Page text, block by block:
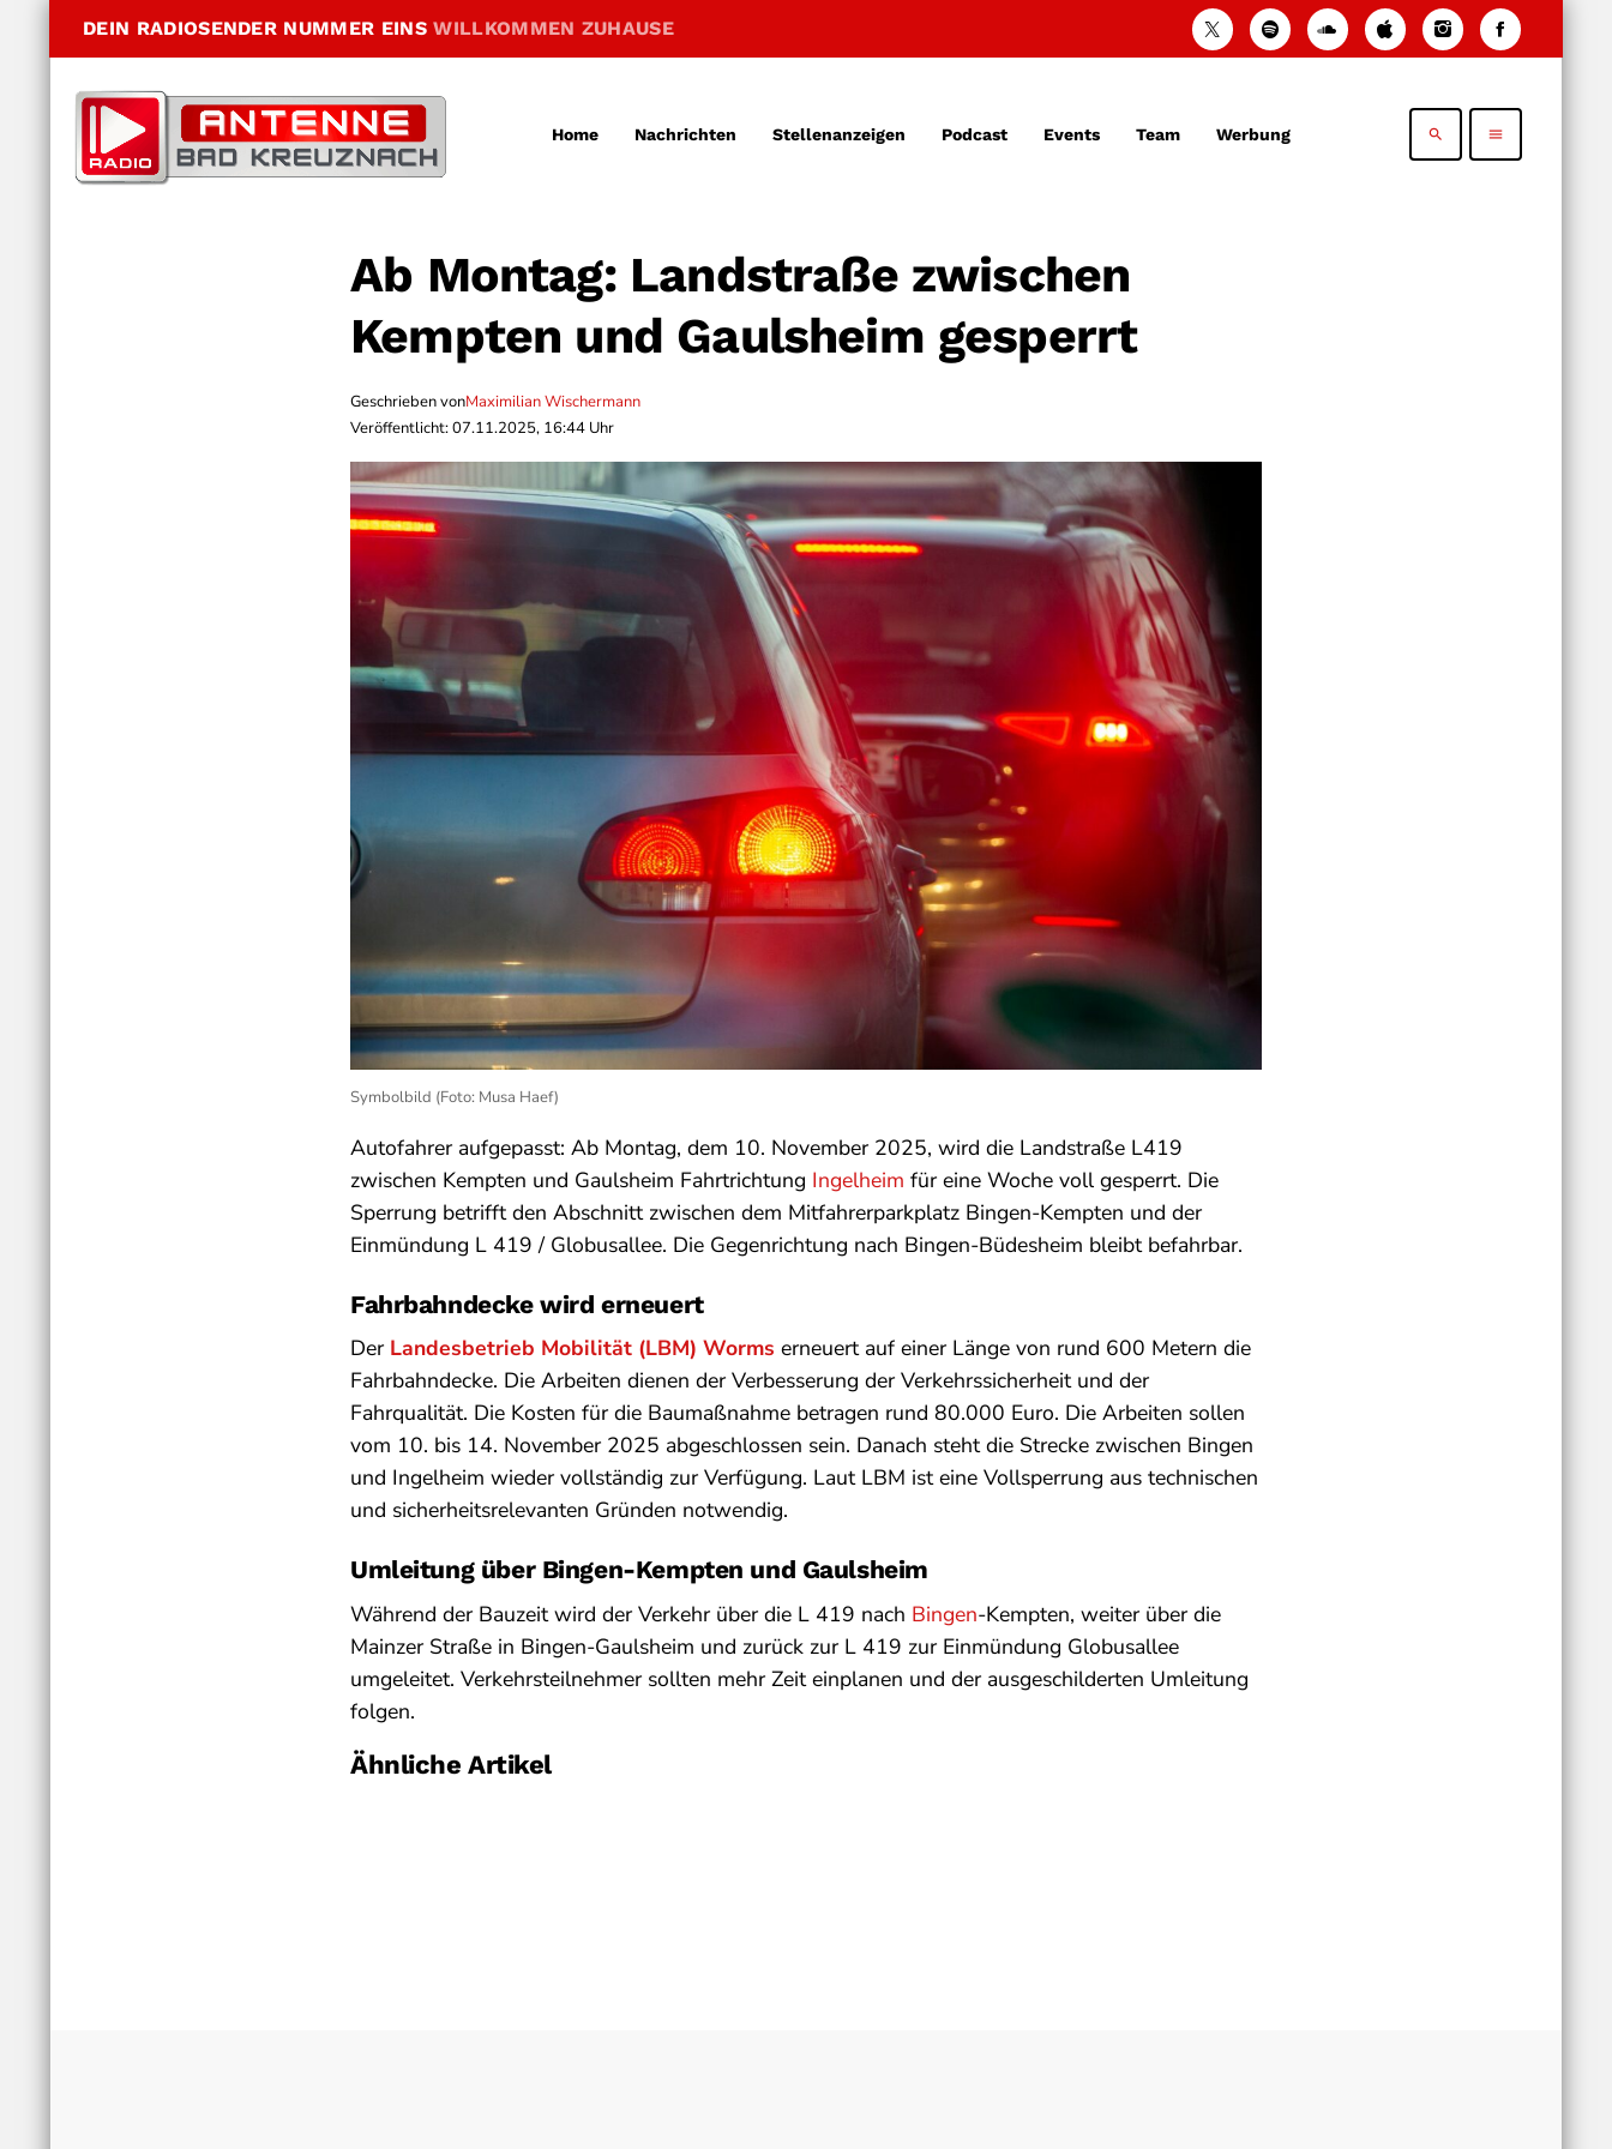
DEIN RADIOSENDER NUMMER EINSWILLKOMMEN ZUHAUSE
Home Nachrichten Stellenanzeigen Podcast Events Team Werbung search menu
Ab Montag: Landstraße zwischen
Kempten und Gaulsheim gesperrt
Geschrieben vonMaximilian Wischermann
Veröffentlicht: 07.11.2025, 16:44 Uhr
Symbolbild (Foto: Musa Haef)
Autofahrer aufgepasst: Ab Montag, dem 10. November 2025, wird die Landstraße L419
zwischen Kempten und Gaulsheim Fahrtrichtung Ingelheim für eine Woche voll gesperrt. Die
Sperrung betrifft den Abschnitt zwischen dem Mitfahrerparkplatz Bingen-Kempten und der
Einmündung L 419 / Globusallee. Die Gegenrichtung nach Bingen-Büdesheim bleibt befahrbar.
Fahrbahndecke wird erneuert
Der Landesbetrieb Mobilität (LBM) Worms erneuert auf einer Länge von rund 600 Metern die
Fahrbahndecke. Die Arbeiten dienen der Verbesserung der Verkehrssicherheit und der
Fahrqualität. Die Kosten für die Baumaßnahme betragen rund 80.000 Euro. Die Arbeiten sollen
vom 10. bis 14. November 2025 abgeschlossen sein. Danach steht die Strecke zwischen Bingen
und Ingelheim wieder vollständig zur Verfügung. Laut LBM ist eine Vollsperrung aus technischen
und sicherheitsrelevanten Gründen notwendig.
Umleitung über Bingen-Kempten und Gaulsheim
Während der Bauzeit wird der Verkehr über die L 419 nach Bingen-Kempten, weiter über die
Mainzer Straße in Bingen-Gaulsheim und zurück zur L 419 zur Einmündung Globusallee
umgeleitet. Verkehrsteilnehmer sollten mehr Zeit einplanen und der ausgeschilderten Umleitung
folgen.
Ähnliche Artikel